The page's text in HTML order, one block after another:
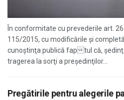
În conformitate cu prevederile art. 26
115/2015, cu modificările şi
cunoştinţa publică faptul că,
tragerea la sorţi a preşedinţilor...
Pregătirile pentru alegerile